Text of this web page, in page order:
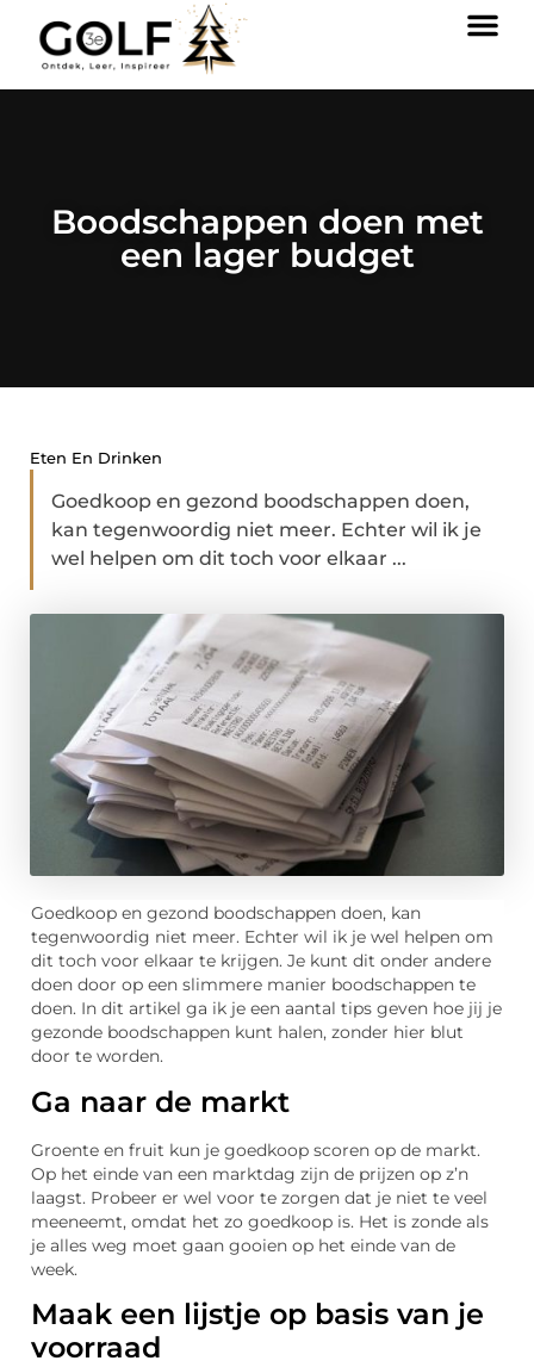
Boodschappen doen met
een lager budget
Eten En Drinken
Goedkoop en gezond boodschappen doen,
kan tegenwoordig niet meer. Echter wil ik je
wel helpen om dit toch voor elkaar ...
Goedkoop en gezond boodschappen doen, kan
tegenwoordig niet meer. Echter wil ik je wel helpen om
dit toch voor elkaar te krijgen. Je kunt dit onder andere
doen door op een slimmere manier boodschappen te
doen. In dit artikel ga ik je een aantal tips geven hoe jij je
gezonde boodschappen kunt halen, zonder hier blut
door te worden.
Ga naar de markt
Groente en fruit kun je goedkoop scoren op de markt.
Op het einde van een marktdag zijn de prijzen op z’n
laagst. Probeer er wel voor te zorgen dat je niet te veel
meeneemt, omdat het zo goedkoop is. Het is zonde als
je alles weg moet gaan gooien op het einde van de
week.
Maak een lijstje op basis van je
voorraad